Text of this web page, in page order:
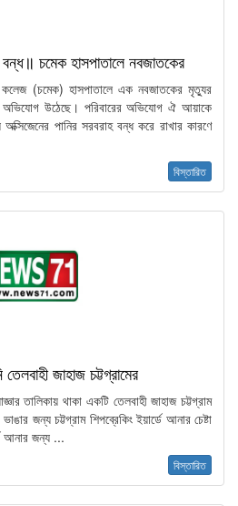
চমেক হাসপাতালে নবজাতকের
কলেজ (চমেক) হাসপাতালে এক নবজাতকের মৃত্যুর
উঠেছে। পরিবারের অভিযোগ ঐ আয়াকে
পানির সরবরাহ বন্ধ করে রাখার কারণে
বিস্তারিত
তেলবাহী জাহাজ চট্টগ্রামের
তালিকায় থাকা একটি তেলবাহী জাহাজ চট্টগ্রাম
জন্য চট্টগ্রাম শিপব্রেকিং ইয়ার্ডে আনার চেষ্টা
আনার জন্য ...
বিস্তারিত